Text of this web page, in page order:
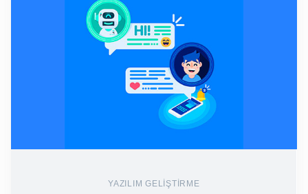
YAZILIM GELIŞTIRME